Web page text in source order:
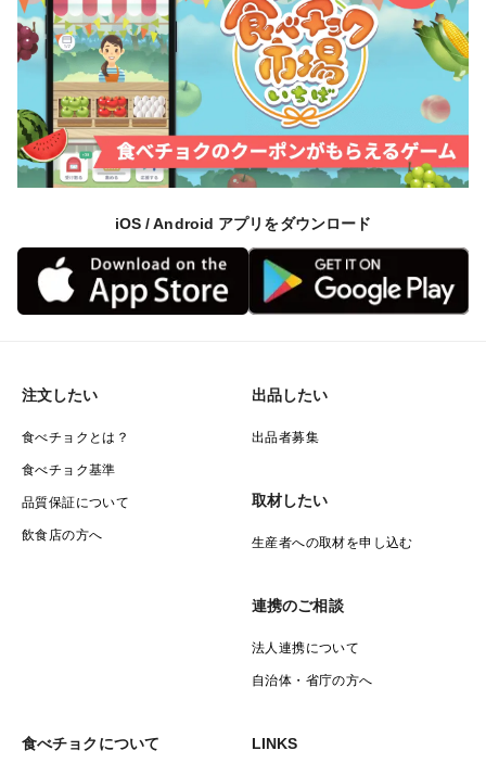
iOS / Android アプリをダウンロード
注文したい
食べチョクとは？
食べチョク基準
品質保証について
飲食店の方へ
出品したい
出品者募集
取材したい
生産者への取材を申し込む
連携のご相談
法人連携について
自治体・省庁の方へ
食べチョクについて LINKS